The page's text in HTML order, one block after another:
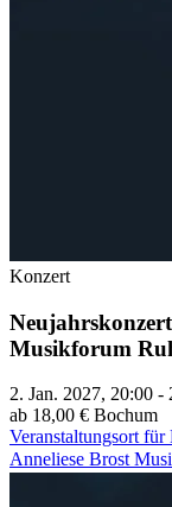
Konzert
Musikforum
2. Jan. 2027, 20:00 -
ab 18,00 € Bochum
Veranstaltungsort
Anneliese Brost